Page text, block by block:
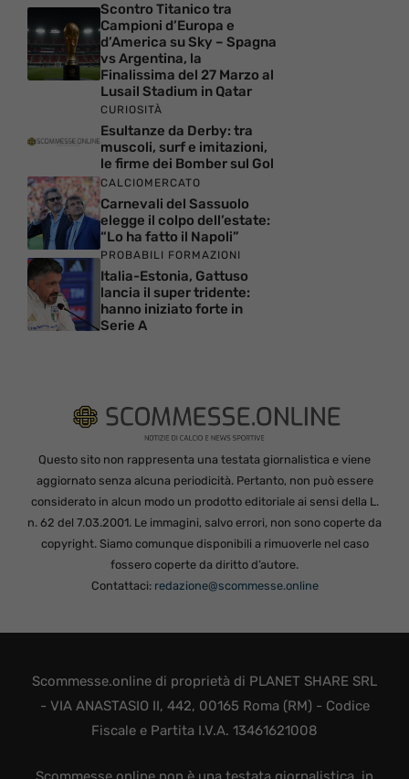
Scontro Titanico tra
Campioni d’Europa e
d’America su Sky – Spagna
vs Argentina, la
Finalissima del 27 Marzo al
Lusail Stadium in Qatar
CURIOSITÀ
Esultanze da Derby: tra
muscoli, surf e imitazioni,
le firme dei Bomber sul Gol
CALCIOMERCATO
Carnevali del Sassuolo
elegge il colpo dell’estate:
“Lo ha fatto il Napoli”
PROBABILI FORMAZIONI
Italia-Estonia, Gattuso
lancia il super tridente:
hanno iniziato forte in
Serie A
Questo sito non rappresenta una testata giornalistica e viene
aggiornato senza alcuna periodicità. Pertanto, non può essere
considerato in alcun modo un prodotto editoriale ai sensi della L.
n. 62 del 7.03.2001. Le immagini, salvo errori, non sono coperte da
copyright. Siamo comunque disponibili a rimuoverle nel caso
fossero coperte da diritto d’autore.
Contattaci: redazione@scommesse.online
Scommesse.online di proprietà di PLANET SHARE SRL
- VIA ANASTASIO II, 442, 00165 Roma (RM) - Codice
Fiscale e Partita I.V.A. 13461621008